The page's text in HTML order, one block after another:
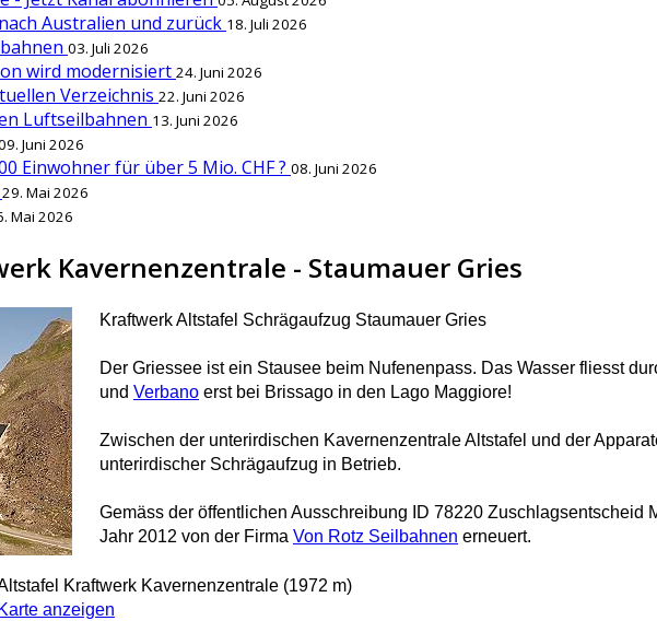
Australien und zurück 18. Juli 2026
03. Juli 2026
wird modernisiert 24. Juni 2026
Verzeichnis 22. Juni 2026
Luftseilbahnen 13. Juni 2026
Juni 2026
Einwohner für über 5 Mio. CHF ? 08. Juni 2026
29. Mai 2026
Mai 2026
Kavernenzentrale - Staumauer Gries
Kraftwerk Altstafel Schrägaufzug Staumauer Gries
Der Griessee ist ein Stausee beim Nufenenpass. Das Wasser fliesst
und Verbano erst bei Brissago in den Lago Maggiore!
Zwischen der unterirdischen Kavernenzentrale Altstafel und der
unterirdischer Schrägaufzug in Betrieb.
Gemäss der öffentlichen Ausschreibung ID 78220
Jahr 2012 von der Firma Von Rotz Seilbahnen erneuert.
Kraftwerk Kavernenzentrale (1972 m)
Karte anzeigen